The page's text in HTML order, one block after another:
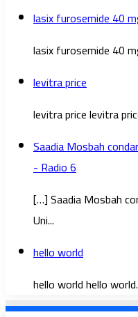
lasix furosemide 40
lasix furosemide 40
levitra price
levitra price levitra
Saadia Mosbah
- Radio 6
[…] Saadia Mosbah
Uni...
hello world
hello world hello